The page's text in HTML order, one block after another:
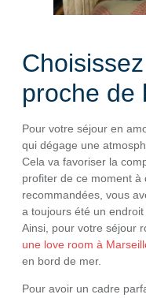
proche de
Pour votre séjour en
qui dégage une
Cela va favoriser la
profiter de ce moment à
recommandées, vous
a toujours été un endroit
Ainsi, pour votre séjour
une love room à
en bord de mer.
Pour avoir un cadre